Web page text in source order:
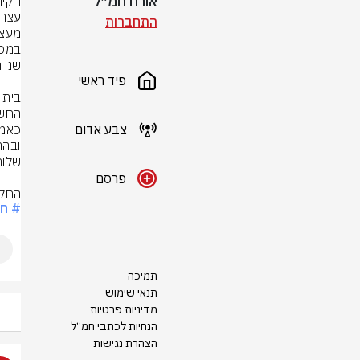
התחברות
פיד ראשי
צבע אדום
פרסם
תמיכה
תנאי שימוש
מדיניות פרטיות
הנחיות לכתבי חמ״ל
הצהרת נגישות
#